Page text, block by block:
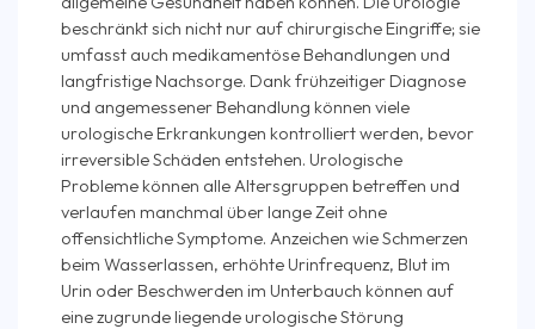
beschränkt sich nicht nur auf chirurgische Eingriffe; sie
umfasst auch medikamentöse Behandlungen und
langfristige Nachsorge. Dank frühzeitiger Diagnose
und angemessener Behandlung können viele
urologische Erkrankungen kontrolliert werden, bevor
irreversible Schäden entstehen. Urologische
Probleme können alle Altersgruppen betreffen und
verlaufen manchmal über lange Zeit ohne
offensichtliche Symptome. Anzeichen wie Schmerzen
beim Wasserlassen, erhöhte Urinfrequenz, Blut im
Urin oder Beschwerden im Unterbauch können auf
eine zugrunde liegende urologische Störung